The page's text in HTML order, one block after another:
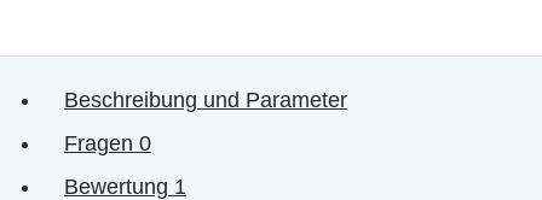
Beschreibung und Parameter
Fragen 0
Bewertung 1